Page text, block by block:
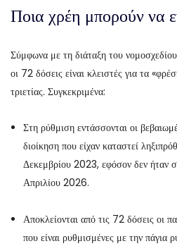
Ποια χρέη μπορούν να
Σύμφωνα με τη διάταξη του
οι 72 δόσεις είναι κλειστές για τα
τριετίας. Συγκεκριμένα:
Στη ρύθμιση εντάσσονται οι
διοίκηση που είχαν καταστεί
Δεκεμβρίου 2023, εφόσον δεν ήταν
Απριλίου 2026.
Αποκλείονται από τις 72 δόσεις οι
που είναι ρυθμισμένες με την